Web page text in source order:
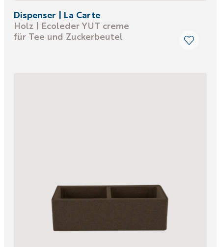
Dispenser | La Carte
Holz | Ecoleder YUT creme
für Tee und Zuckerbeutel